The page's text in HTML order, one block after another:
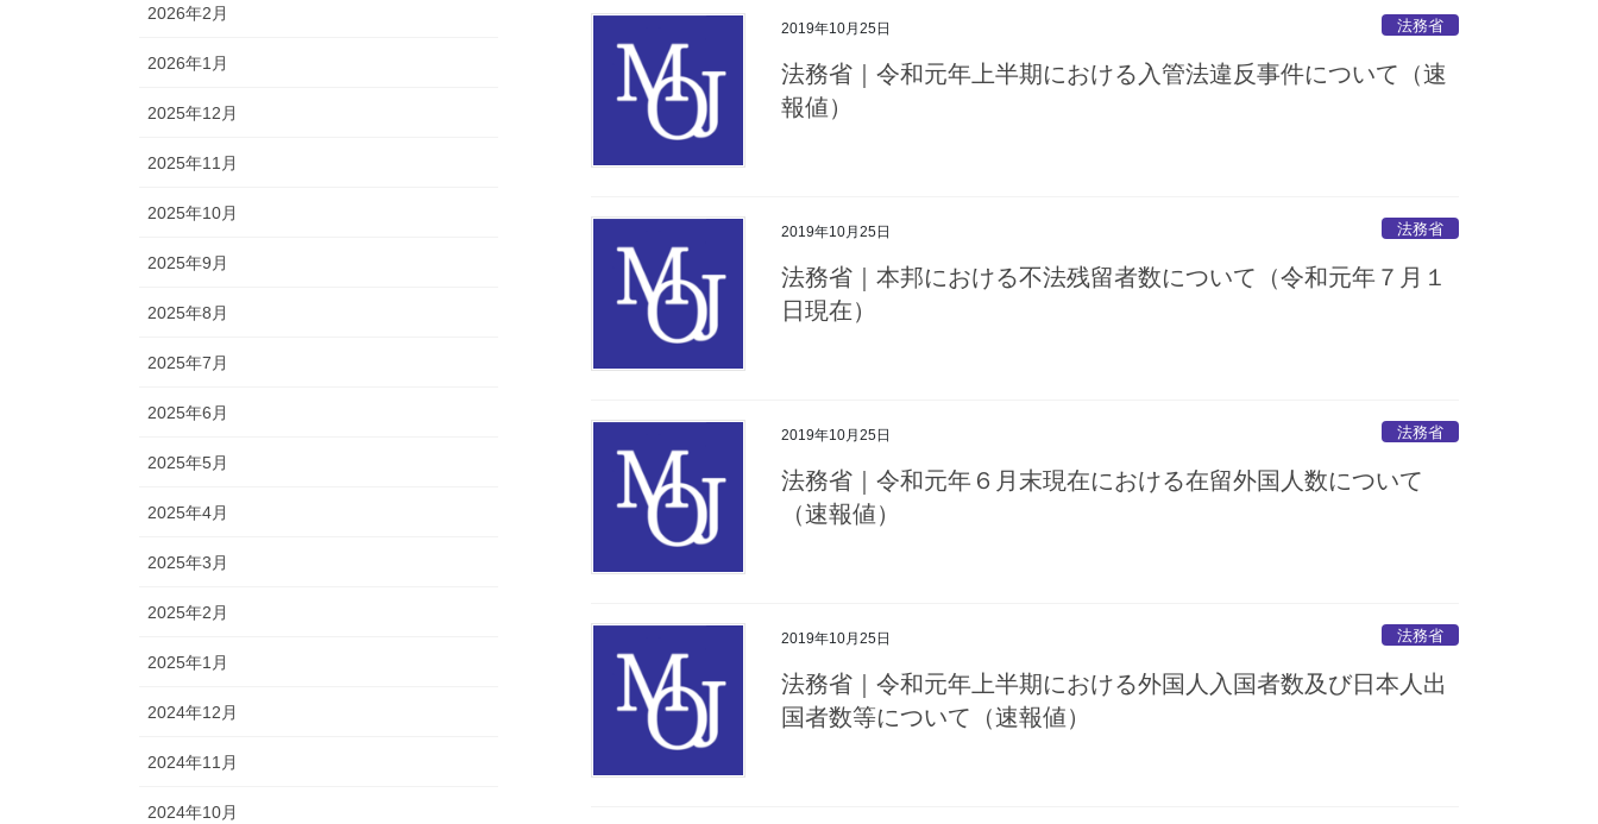
2019年10月25日 法務省
法務省｜令和元年上半期における入管法違反事件について（速
報値）
2019年10月25日 法務省
法務省｜本邦における不法残留者数について（令和元年７月１
日現在）
2019年10月25日 法務省
法務省｜令和元年６月末現在における在留外国人数について
（速報値）
2019年10月25日 法務省
法務省｜令和元年上半期における外国人入国者数及び日本人出
国者数等について（速報値）
2026年2月
2026年1月
2025年12月
2025年11月
2025年10月
2025年9月
2025年8月
2025年7月
2025年6月
2025年5月
2025年4月
2025年3月
2025年2月
2025年1月
2024年12月
2024年11月
2024年10月